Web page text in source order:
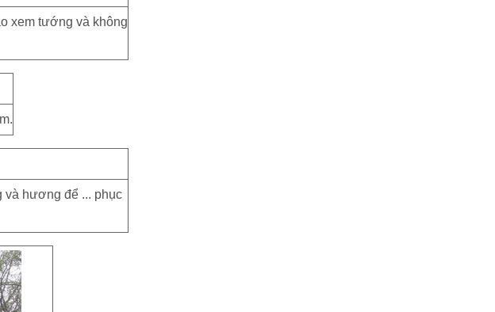
xem tướng và không
và hương để ... phục